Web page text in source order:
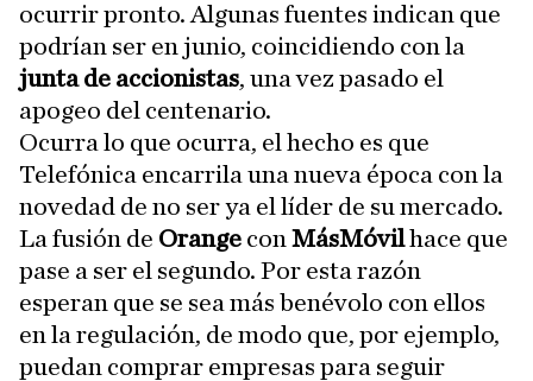
ocurrir pronto. Algunas fuentes indican que
podrían ser en junio, coincidiendo con la
junta de accionistas, una vez pasado el
apogeo del centenario.
Ocurra lo que ocurra, el hecho es que
Telefónica encarrila una nueva época con la
novedad de no ser ya el líder de su mercado.
La fusión de Orange con MásMóvilhace que
pase a ser el segundo. Por esta razón
esperan que se sea más benévolo con ellos
en la regulación, de modo que, por ejemplo,
puedan comprar empresas para seguir